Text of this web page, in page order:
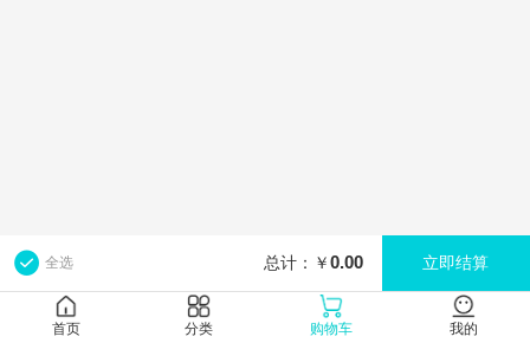
全选 总计：￥0.00 立即结算
首页 分类 购物车 我的